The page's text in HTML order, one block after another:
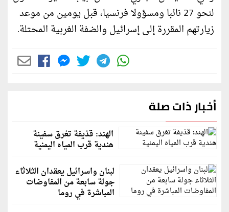
لنحو 27 نائبا ومسؤولا فرنسيا، قبل يومين من موعد
زيارتهم المقررة إلى إسرائيل والضفة الغربية المحتلة.
أخبار ذات صلة
الهند: قذيفة تغرق سفينة
هندية قرب المياه اليمنية
لبنان واسرائيل يعقدان الثلاثاء
جولة سابعة من المفاوضات
المباشرة في روما